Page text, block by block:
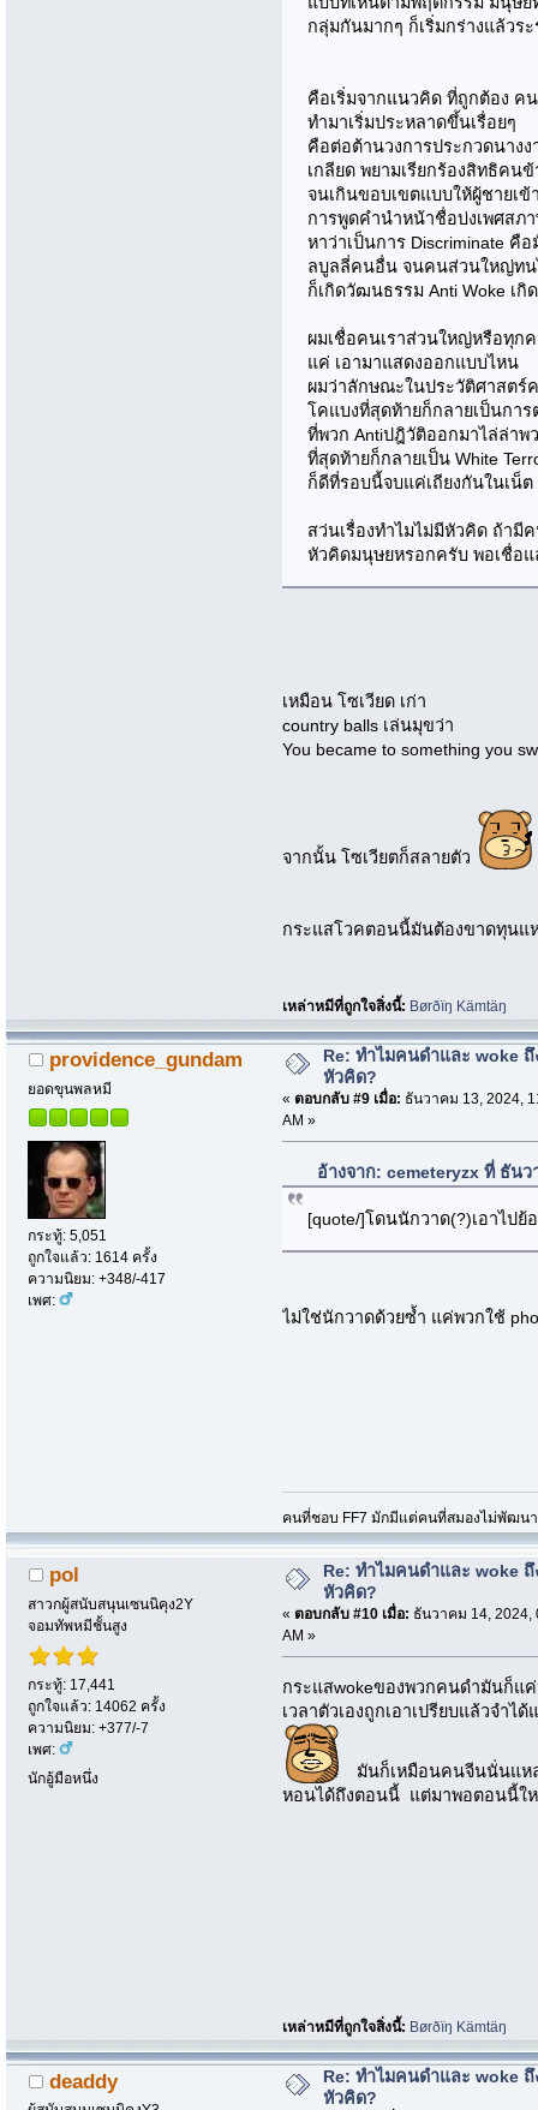
กลุ่มกันมากๆ ก็เริ่มกร่างแล้วร
คือเริ่มจากแนวคิด ที่ถูกต้อง ค
ทำมาเริ่มประหลาดขึ้นเรื่อยๆ
คือต่อต้านวงการประกวดนาง
เกลียด พยามเรียกร้องสิทธิคนข้
จนเกินขอบเขตแบบให้ผู้ชายเ
การพูดคำนำหน้าชื่อบ่งเพศสภ
หาว่าเป็นการ Discriminate คื
ลบูลลี่คนอื่น จนคนส่วนใหญ่ทน
ก็เกิดวัฒนธรรม Anti Woke เกิ
ผมเชื่อคนเราส่วนใหญ่หรือทุก
แค่ เอามาแสดงออกแบบไหน
ผมว่าลักษณะในประวัติศาสตร์
โคแบงที่สุดท้ายก็กลายเป็นกา
ที่พวก Antiปฎิวัติออกมาไล่ล่า
ที่สุดท้ายก็กลายเป็น White
ก็ดีที่รอบนี้จบแค่เถียงกันในเน็ต
สว่นเรื่องทำไมไม่มีหัวคิด ถ้ามี
หัวคิดมนุษยหรอกครับ พอเชื่อ
เหมือน โซเวียด เก่า
country balls เล่นมุขว่า
You became to something you
จากนั้น โซเวียตก็สลายตัว
กระแสโวคตอนนี้มันต้องขาดทุนแ
เหล่าหมีที่ถูกใจสิ่งนี้: Børðïŋ Kämtäŋ
providence_gundam
ยอดขุนพลหมี
กระทู้: 5,051
ถูกใจแล้ว: 1614 ครั้ง
ความนิยม: +348/-417
เพศ:
Re: ทำไมคนดำและ woke ถึ
หัวคิด?
« ตอบกลับ #9 เมื่อ: ธันวาคม 13, 2024,
AM »
อ้างจาก: cemeteryzx ที่ ธัน
[quote/]โดนนักวาด(?)เอาไปย้
ไม่ใช่นักวาดด้วยซ้ำ แค่พวกใช้
คนที่ชอบ FF7 มักมีแต่คนที่สมองไม่พัฒนา
pol
สาวกผู้สนับสนุนเซนนิคุง2Y
จอมทัพหมีชั้นสูง
กระทู้: 17,441
ถูกใจแล้ว: 14062 ครั้ง
ความนิยม: +377/-7
เพศ:
นักอู้มือหนึ่ง
Re: ทำไมคนดำและ woke ถึ
หัวคิด?
« ตอบกลับ #10 เมื่อ: ธันวาคม 14, 2024,
AM »
กระแสwokeของพวกคนดำมันก็แ
เวลาตัวเองถูกเอาเปรียบแล้วจำไ
มันก็เหมือนคนจีนนั่นแหล
หอนได้ถึงตอนนี้ แต่มาพอตอนนี้ใ
เหล่าหมีที่ถูกใจสิ่งนี้: Børðïŋ Kämtäŋ
deaddy
Re: ทำไมคนดำและ woke ถึ
หัวคิด?